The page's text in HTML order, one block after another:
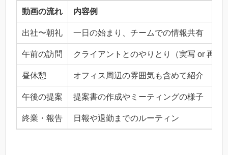
動画の流れ 内容例
出社〜朝礼 一日の始まり、チームでの情報共有
午前の訪問 クライアントとのやりとり（実写 or 再現
昼休憩 オフィス周辺の雰囲気も含めて紹介
午後の提案 提案書の作成やミーティングの様子
終業・報告 日報や退勤までのルーティン